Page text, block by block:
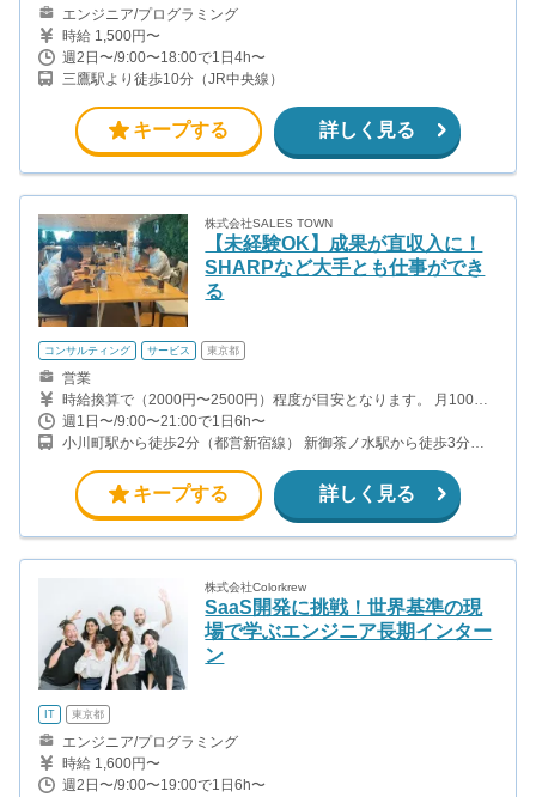
エンジニア/プログラミング
時給 1,500円〜
週2日〜/9:00〜18:00で1日4h〜
三鷹駅より徒歩10分（JR中央線）
キープする 詳しく見る
株式会社SALES TOWN
【未経験OK】成果が直収入に！
SHARPなど大手とも仕事ができ
る
コンサルティング サービス 東京都
営業
時給換算で（2000円〜2500円）程度が目安となります。 月100万
稼ぐ学生多数在籍しています。 ■収入例 〇入社1か月目（早稲田大
学2年生） 役職：アポインター 月間1契約×12万円＝12万円 ＋交通
費 〇入社3か月目（明治大学2年生） 役職：アポインター 月間2契
約×13万円＝26万円 ＋交通費 〇入社6か月目（慶應義塾大学3年
生） 役職：アポインター 月間5契約×15万円＝75万円 ＋交通費 〇
入社15か月目（東京大学3年生） 役職：クローザー 月間3契約×25
万=75万円 ＋交通費
週1日〜/9:00〜21:00で1日6h〜
小川町駅から徒歩2分（都営新宿線） 新御茶ノ水駅から徒歩3分
キープする 詳しく見る
株式会社Colorkrew
SaaS開発に挑戦！世界基準の現
場で学ぶエンジニア長期インター
ン
IT 東京都
エンジニア/プログラミング
時給 1,600円〜
週2日〜/9:00〜19:00で1日6h〜